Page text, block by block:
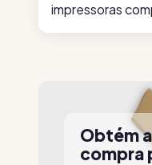
impressoras
Obtém
compra